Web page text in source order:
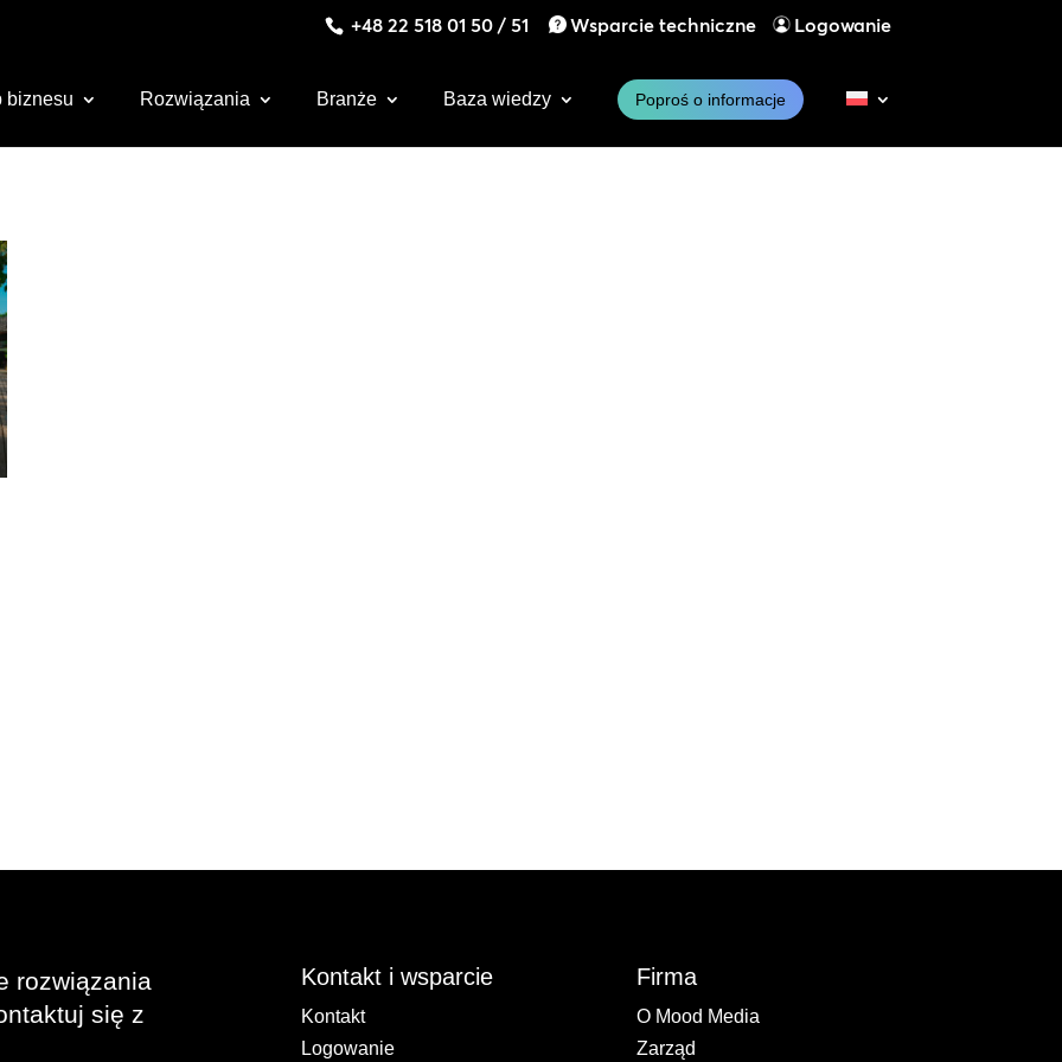
+48 22 518 01 50 / 51 Wsparcie techniczne Logowanie
biznesu Rozwiązania Branże Baza wiedzy Poproś o informacje
rozwiązania
się z
Kontakt i wsparcie
Kontakt
Logowanie
Firma
O Mood Media
Zarząd